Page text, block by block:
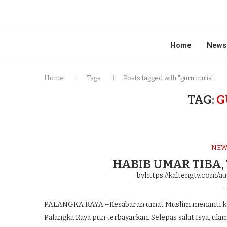
Home News
Home Tags Posts tagged with "guru mulia"
TAG:
HABIB UMAR
byhttps://kaltengtv.com/
PALANGKA RAYA –Kesabaran umat Muslim
Palangka Raya pun terbayarkan. Selepas salat Isya,